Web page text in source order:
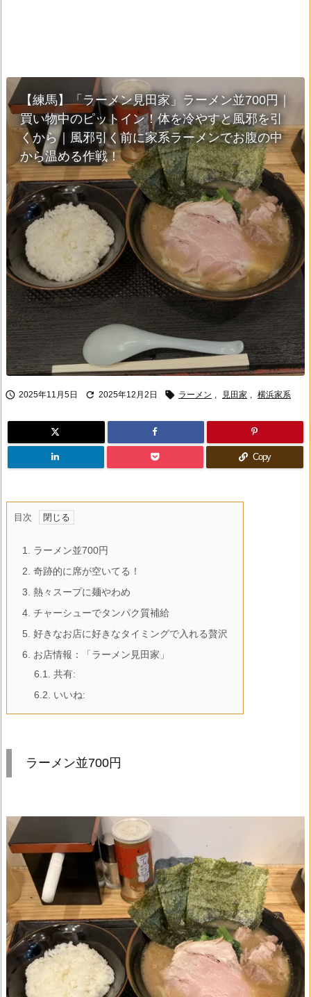
【練馬】「ラーメン見田家」ラーメン並700円｜
買い物中のピットイン！体を冷やすと風邪を引
くから｜風邪引く前に家系ラーメンでお腹の中
から温める作戦！
 2025年11月5日  2025年12月2日  ラーメン , 見田家 , 横浜家系
Copy
目次
1.
ラーメン並700円
2. 奇跡的に席が空いてる！
3. 熱々スープに麺やわめ
4. チャーシューでタンパク質補給
5. 好きなお店に好きなタイミングで入れる贅沢
6.
お店情報：「ラーメン見田家」
6.1.
共有:
6.2.
いいね:
ラーメン並700円